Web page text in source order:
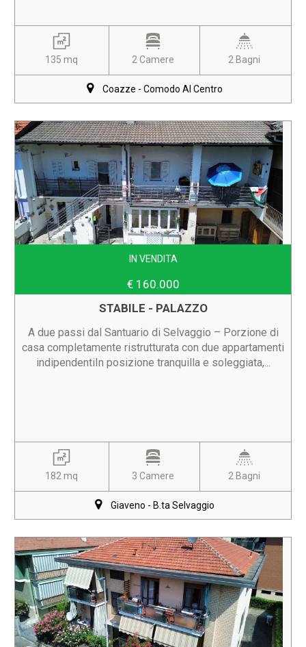
135 mq 2 Camere 2 Bagni
Coazze - Comodo Al Centro
IN VENDITA
€ 160.000
STABILE - PALAZZO
A due passi dal Santuario di Selvaggio – Porzione di
casa completamente ristrutturata con due appartamenti
indipendentiIn posizione tranquilla e soleggiata,...
182 mq 3 Camere 2 Bagni
Giaveno - B.ta Selvaggio